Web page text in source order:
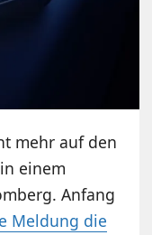
mehr auf den
einem
Anfang
Meldung die